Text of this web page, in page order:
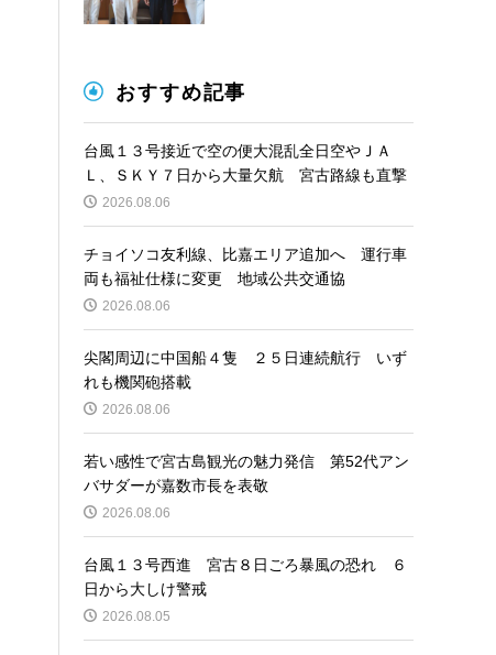
おすすめ記事
台風１３号接近で空の便大混乱全日空やＪＡ
Ｌ、ＳＫＹ７日から大量欠航 宮古路線も直撃
2026.08.06
チョイソコ友利線、比嘉エリア追加へ 運行車
両も福祉仕様に変更 地域公共交通協
2026.08.06
尖閣周辺に中国船４隻 ２５日連続航行 いず
れも機関砲搭載
2026.08.06
若い感性で宮古島観光の魅力発信 第52代アン
バサダーが嘉数市長を表敬
2026.08.06
台風１３号西進 宮古８日ごろ暴風の恐れ ６
日から大しけ警戒
2026.08.05